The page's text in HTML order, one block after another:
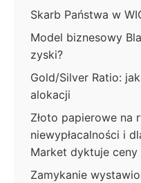
Skarb Państwa w
Model biznesowy
zyski?
Gold/Silver Ratio:
alokacji
Złoto papierowe na
niewypłacalności i
Market dyktuje ceny
Zamykanie